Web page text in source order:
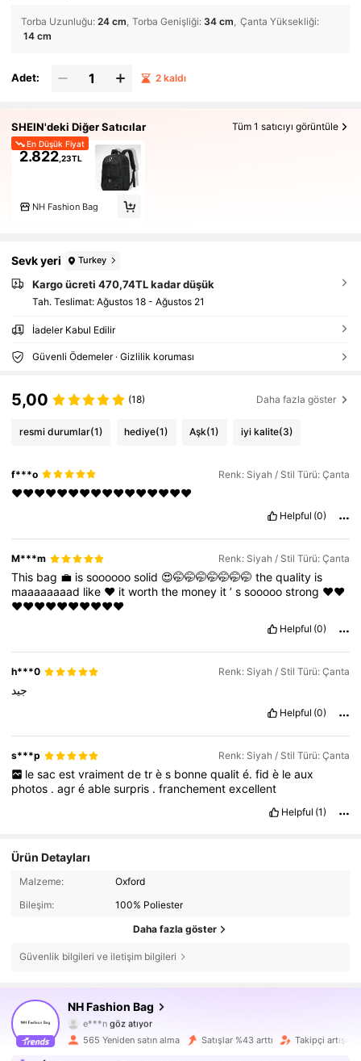
Torba Uzunluğu: 24 cm Torba Genişliği: 34 cm Çanta Yüksekliği:
14 cm
Adet: 2 kaldı
SHEIN'deki Diğer Satıcılar Tüm 1 satıcıyı görüntüle
En Düşük Fiyat
2.822,23TL
NH Fashion Bag
Sevk yeri Turkey
Kargo ücreti 470,74TL kadar düşük
Tah. Teslimat: Ağustos 18 - Ağustos 21
İadeler Kabul Edilir
Güvenli Ödemeler · Gizlilik koruması
5,00 (18) Daha fazla göster
resmi durumlar(1) hediye(1) Aşk(1) iyi kalite(3)
f***o Renk: Siyah / Stil Türü: Çanta
♥️♥️♥️♥️♥️♥️♥️♥️♥️♥️♥️♥️♥️♥️♥️♥️
Helpful (0)
M***m Renk: Siyah / Stil Türü: Çanta
This bag 💼 issoooooosolid 😍🤭🤭🤭🤭🤭🤭🤭thequality is
maaaaaaaad like ❤️ itworththe money it’ssooooostrong ❤️❤️
❤️❤️❤️❤️❤️❤️❤️❤️❤️❤️
Helpful (0)
h***0 Renk: Siyah / Stil Türü: Çanta
جيد
Helpful (0)
s***p Renk: Siyah / Stil Türü: Çanta
le sac est vraiment de tr è s bonne qualit é. fid è le aux
photos .agréablesurpris .franchementexcellent
Helpful (1)
Ürün Detayları
Malzeme:
Oxford
Bileşim:
100% Poliester
Daha fazla göster
Güvenlik bilgileri ve iletişim bilgileri
NH Fashion Bag
4,82 3.5K Takipçiler
e***ngöz atıyor
4,82
3.5K Takipçiler
565 Yeniden satın alma Satışlar %43 arttı Takipçi artışı